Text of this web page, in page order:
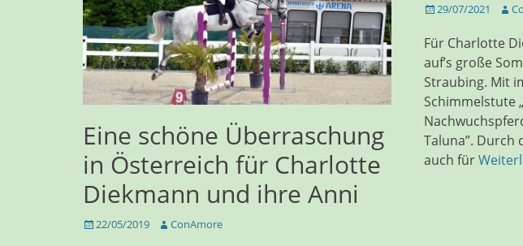
Veröffentlicht
29/07/2021 Autor
Für Charlotte
auf’s große
Straubing. Mit
Schimmelstute
Taluna”. Durch
auch für
Eine schöne Überraschung
in Österreich für Charlotte
Diekmann und ihre Anni
Veröffentlicht
22/05/2019 AutorConAmore